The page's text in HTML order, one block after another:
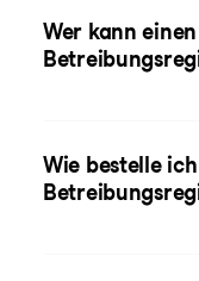
Wer kann einen
Wie bestelle